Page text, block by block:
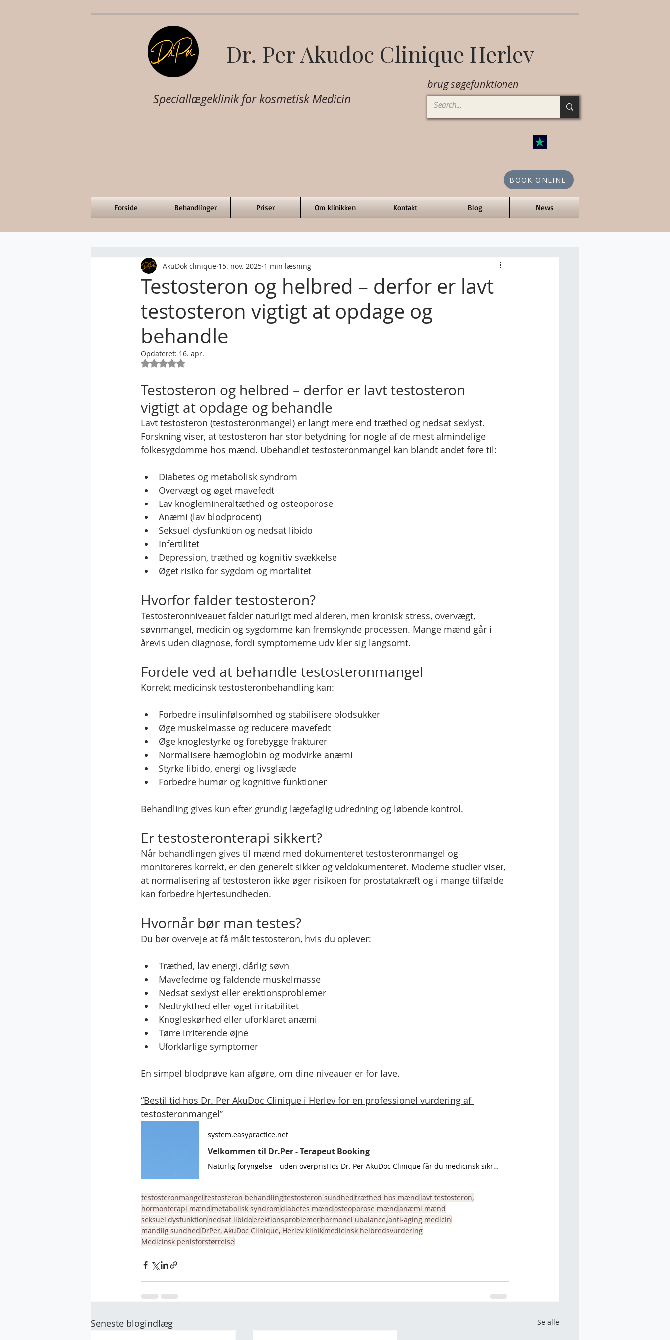
Dr. Per Akudoc Clinique Herlev
brug søgefunktionen
Speciallægeklinik for kosmetisk Medicin
BOOK ONLINE
Forside Behandlinger Priser Om klinikken Kontakt Blog News
Testosteron og helbred – derfor er lavt
testosteron vigtigt at opdage og
behandle
AkuDok clinique 15. nov. 2025 1 min læsning
Opdateret: 16. apr.
Bedømt til NaN ud af 5 stjerner.
Testosteron og helbred – derfor er lavt testosteron
vigtigt at opdage og behandle
Lavt testosteron (testosteronmangel) er langt mere end træthed og nedsat sexlyst.
Forskning viser, at testosteron har stor betydning for nogle af de mest almindelige
folkesygdomme hos mænd. Ubehandlet testosteronmangel kan blandt andet føre til:
Diabetes og metabolisk syndrom
Overvægt og øget mavefedt
Lav knoglemineraltæthed og osteoporose
Anæmi (lav blodprocent)
Seksuel dysfunktion og nedsat libido
Infertilitet
Depression, træthed og kognitiv svækkelse
Øget risiko for sygdom og mortalitet
Hvorfor falder testosteron?
Testosteronniveauet falder naturligt med alderen, men kronisk stress, overvægt,
søvnmangel, medicin og sygdomme kan fremskynde processen. Mange mænd går i
årevis uden diagnose, fordi symptomerne udvikler sig langsomt.
Fordele ved at behandle testosteronmangel
Korrekt medicinsk testosteronbehandling kan:
Forbedre insulinfølsomhed og stabilisere blodsukker
Øge muskelmasse og reducere mavefedt
Øge knoglestyrke og forebygge frakturer
Normalisere hæmoglobin og modvirke anæmi
Styrke libido, energi og livsglæde
Forbedre humør og kognitive funktioner
Behandling gives kun efter grundig lægefaglig udredning og løbende kontrol.
Er testosteronterapi sikkert?
Når behandlingen gives til mænd med dokumenteret testosteronmangel og
monitoreres korrekt, er den generelt sikker og veldokumenteret. Moderne studier viser,
at normalisering af testosteron ikke øger risikoen for prostatakræft og i mange tilfælde
kan forbedre hjertesundheden.
Hvornår bør man testes?
Du bør overveje at få målt testosteron, hvis du oplever:
Træthed, lav energi, dårlig søvn
Mavefedme og faldende muskelmasse
Nedsat sexlyst eller erektionsproblemer
Nedtrykthed eller øget irritabilitet
Knogleskørhed eller uforklaret anæmi
Tørre irriterende øjne
Uforklarlige symptomer
En simpel blodprøve kan afgøre, om dine niveauer er for lave.
“Bestil tid hos Dr. Per AkuDoc Clinique i Herlev for en professionel vurdering af
testosteronmangel”
system.easypractice.net
Velkommen til Dr.Per - Terapeut Booking
Naturlig foryngelse – uden overprisHos Dr. Per AkuDoc Clinique får du medicinsk sikre og veldokumenterede behandlinger, der bevarer dit naturlige udtryk.Vi...
testosteronmangeltestosteron behandlingtestosteron sundhedtræthed hos mændlavt testosteron,
hormonterapi mændmetabolisk syndromdiabetes mændosteoporose mændanæmi mænd
seksuel dysfunktionnedsat libidoerektionsproblemerhormonel ubalance,anti-aging medicin
mandlig sundhedDrPer, AkuDoc Clinique, Herlev klinikmedicinsk helbredsvurdering
Medicinsk penisforstørrelse
Seneste blogindlæg Se alle